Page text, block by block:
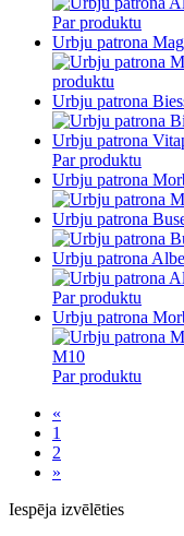
Par produktu
Urbju patrona
produktu
Urbju patrona
Urbju patrona
Par produktu
Urbju patrona
Urbju patrona
Urbju patrona
Par produktu
Urbju patrona
Par produktu
«
1
2
»
Iespēja izvēlēties